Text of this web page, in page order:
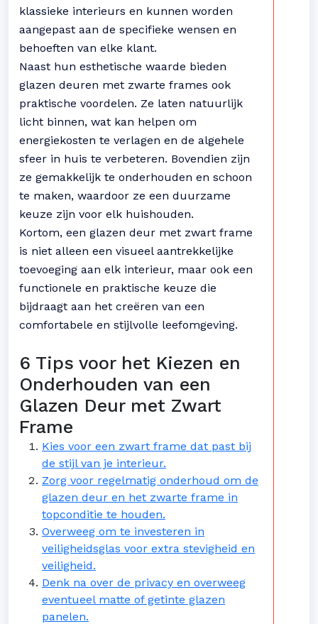
klassieke interieurs en kunnen worden
aangepast aan de specifieke wensen en
behoeften van elke klant.
Naast hun esthetische waarde bieden
glazen deuren met zwarte frames ook
praktische voordelen. Ze laten natuurlijk
licht binnen, wat kan helpen om
energiekosten te verlagen en de algehele
sfeer in huis te verbeteren. Bovendien zijn
ze gemakkelijk te onderhouden en schoon
te maken, waardoor ze een duurzame
keuze zijn voor elk huishouden.
Kortom, een glazen deur met zwart frame
is niet alleen een visueel aantrekkelijke
toevoeging aan elk interieur, maar ook een
functionele en praktische keuze die
bijdraagt aan het creëren van een
comfortabele en stijlvolle leefomgeving.
6 Tips voor het Kiezen en
Onderhouden van een
Glazen Deur met Zwart
Frame
Kies voor een zwart frame dat past bij
de stijl van je interieur.
Zorg voor regelmatig onderhoud om de
glazen deur en het zwarte frame in
topconditie te houden.
Overweeg om te investeren in
veiligheidsglas voor extra stevigheid en
veiligheid.
Denk na over de privacy en overweeg
eventueel matte of getinte glazen
panelen.